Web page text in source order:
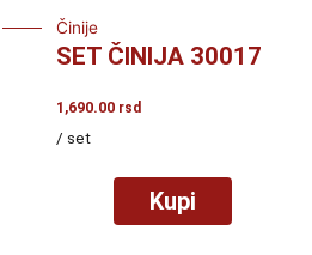
Činije
SET ČINIJA 30017
1,690.00 rsd
/ set
Kupi